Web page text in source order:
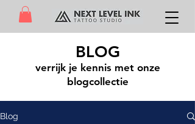
BLOG
verrijk je kennis met onze
blogcollectie
Blog